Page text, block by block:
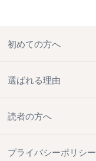
初めての方へ
選ばれる理由
読者の方へ
プライバシーポリシー